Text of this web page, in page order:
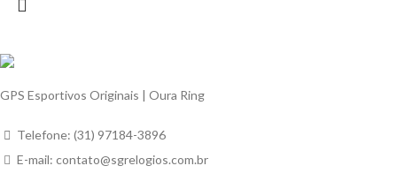
GPS Esportivos Originais | Oura Ring
Telefone: (31) 97184-3896
E-mail: contato@sgrelogios.com.br